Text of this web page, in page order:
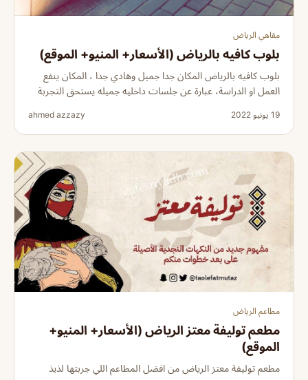
مقاهي الرياض
بلوب كافيه بالرياض (الأسعار+ المنيو+ الموقع)
بلوب كافيه بالرياض المكان جدا جميل وهادي جدا ، المكان ينفع
العمل او الدراسة، عبارة عن جلسات داخليه جميله يستحق التجربة
19 يونيو 2022 ahmed azzazy
مطاعم الرياض
مطعم توليفة معتز الرياض (الأسعار+ المنيو+
الموقع)
مطعم توليفة معتز الرياض من افضل المطاعم اللي جربتها لذيذ